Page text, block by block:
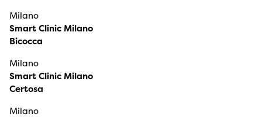
Milano
Smart Clinic Milano
Bicocca
Milano
Smart Clinic Milano
Certosa
Milano